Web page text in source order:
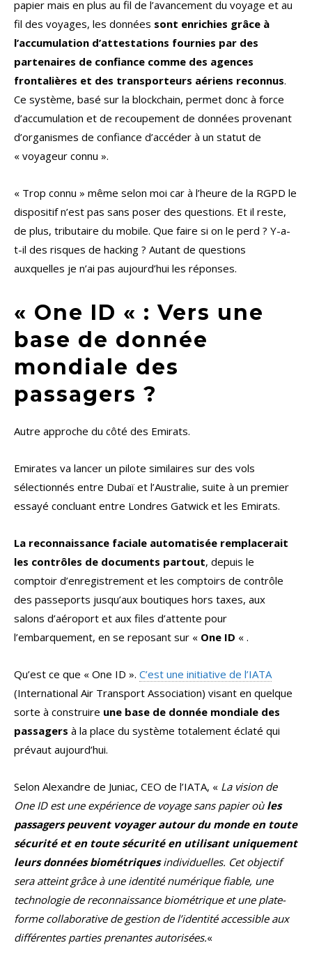
papier mais en plus au fil de l’avancement du voyage et au
fil des voyages, les données sont enrichies grâce à
l’accumulation d’attestations fournies par des
partenaires de confiance comme des agences
frontalières et des transporteurs aériens reconnus.
Ce système, basé sur la blockchain, permet donc à force
d’accumulation et de recoupement de données provenant
d’organismes de confiance d’accéder à un statut de
« voyageur connu ».
« Trop connu » même selon moi car à l’heure de la RGPD le
dispositif n’est pas sans poser des questions. Et il reste,
de plus, tributaire du mobile. Que faire si on le perd ? Y-a-
t-il des risques de hacking ? Autant de questions
auxquelles je n’ai pas aujourd’hui les réponses.
« One ID « : Vers une
base de donnée
mondiale des
passagers ?
Autre approche du côté des Emirats.
Emirates va lancer un pilote similaires sur des vols
sélectionnés entre Dubaï et l’Australie, suite à un premier
essayé concluant entre Londres Gatwick et les Emirats.
La reconnaissance faciale automatisée remplacerait
les contrôles de documents partout, depuis le
comptoir d’enregistrement et les comptoirs de contrôle
des passeports jusqu’aux boutiques hors taxes, aux
salons d’aéroport et aux files d’attente pour
l’embarquement, en se reposant sur « One ID « .
Qu’est ce que « One ID ». C’est une initiative de l’IATA
(International Air Transport Association) visant en quelque
sorte à construire une base de donnée mondiale des
passagers à la place du système totalement éclaté qui
prévaut aujourd’hui.
Selon Alexandre de Juniac, CEO de l’IATA, « La vision de
One ID est une expérience de voyage sans papier où les
passagers peuvent voyager autour du monde en toute
sécurité et en toute sécurité en utilisant uniquement
leurs données biométriquesindividuelles. Cet objectif
sera atteint grâce à une identité numérique fiable, une
technologie de reconnaissance biométrique et une plate-
forme collaborative de gestion de l’identité accessible aux
différentes parties prenantes autorisées.«